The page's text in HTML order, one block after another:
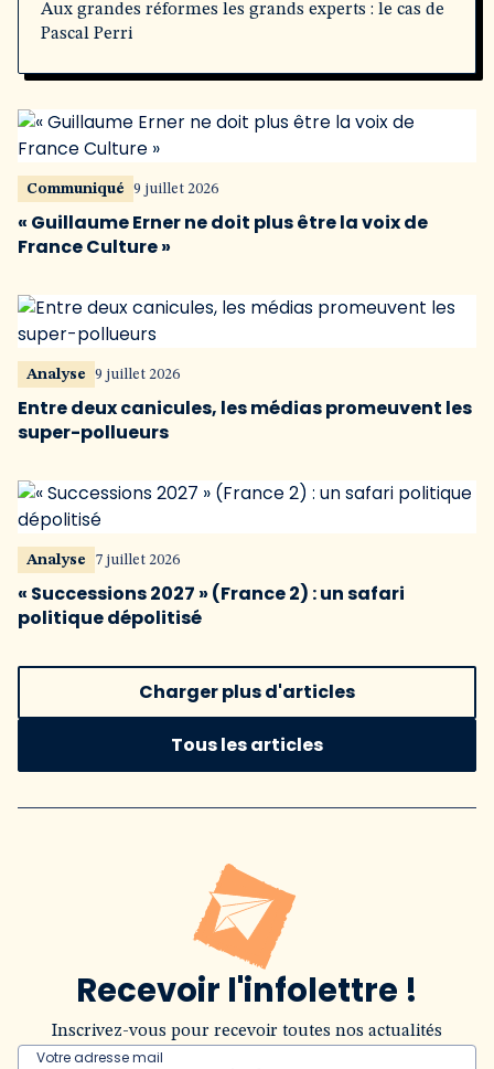
Aux grandes réformes les grands experts : le cas de
Pascal Perri
Communiqué 9 juillet 2026
« Guillaume Erner ne doit plus être la voix de
France Culture »
Analyse 9 juillet 2026
Entre deux canicules, les médias promeuvent les
super-pollueurs
Analyse 7 juillet 2026
« Successions 2027 » (France 2) : un safari
politique dépolitisé
Charger plus d'articles
Tous les articles
Recevoir l'infolettre !
Inscrivez-vous pour recevoir toutes nos actualités
Votre adresse mail